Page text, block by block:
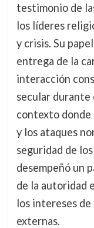
testimonio de
los líderes
y crisis. Su
entrega de la
interacción
secular durante
contexto
y los ataques
seguridad de
desempeñó un
de la autoridad
los intereses
externas.